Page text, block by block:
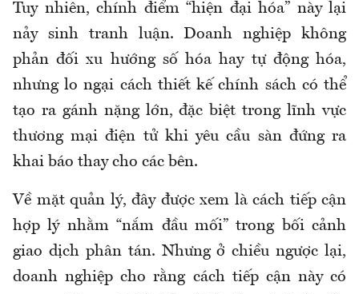
Tuy nhiên, chính điểm “hiện đại hóa” này lại
nảy sinh tranh luận. Doanh nghiệp không
phản đối xu hướng số hóa hay tự động hóa,
nhưng lo ngại cách thiết kế chính sách có thể
tạo ra gánh nặng lớn, đặc biệt trong lĩnh vực
thương mại điện tử khi yêu cầu sàn đứng ra
khai báo thay cho các bên.
Về mặt quản lý, đây được xem là cách tiếp cận
hợp lý nhằm “nắm đầu mối” trong bối cảnh
giao dịch phân tán. Nhưng ở chiều ngược lại,
doanh nghiệp cho rằng cách tiếp cận này có